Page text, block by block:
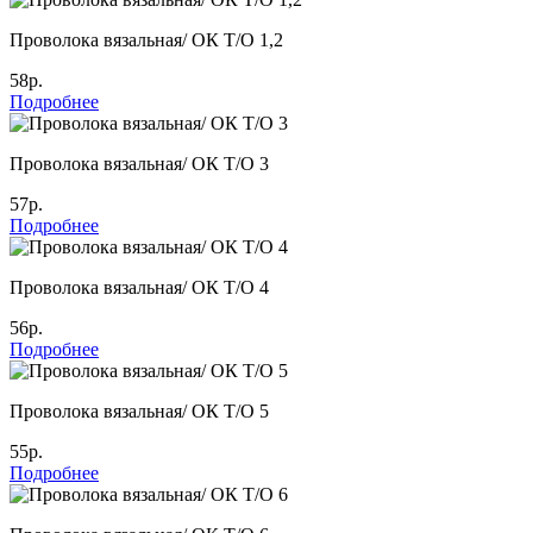
Проволока вязальная/ ОК Т/О 1,2
58р.
Подробнее
Проволока вязальная/ ОК Т/О 3
57р.
Подробнее
Проволока вязальная/ ОК Т/О 4
56р.
Подробнее
Проволока вязальная/ ОК Т/О 5
55р.
Подробнее